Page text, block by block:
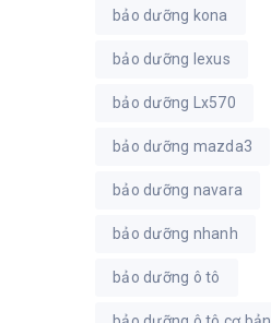
bảo dưỡng kona
bảo dưỡng lexus
bảo dưỡng Lx570
bảo dưỡng mazda3
bảo dưỡng navara
bảo dưỡng nhanh
bảo dưỡng ô tô